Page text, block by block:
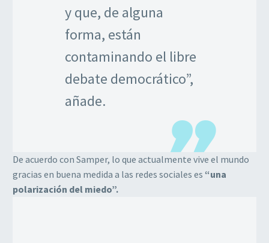
y que, de alguna
forma, están
contaminando el libre
debate democrático”,
añade.
De acuerdo con Samper, lo que actualmente vive el mundo
gracias en buena medida a las redes sociales es “una
polarización del miedo”.